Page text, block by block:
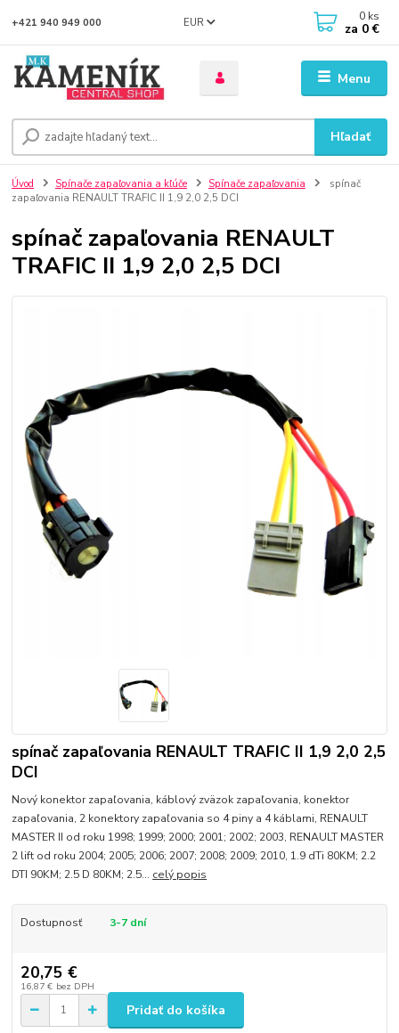
Menu
EUR
Hľadať
+421 940 949 000 0 ks
za 0 €
Úvod Spínače zapaľovania a kľúče Spínače zapaľovania
spínač
zapaľovania RENAULT TRAFIC II 1,9 2,0 2,5 DCI
spínač zapaľovania RENAULT
TRAFIC II 1,9 2,0 2,5 DCI
spínač zapaľovania RENAULT TRAFIC II 1,9 2,0 2,5
DCI
Nový konektor zapaľovania, káblový zväzok zapaľovania, konektor
zapaľovania, 2 konektory zapaľovania so 4 piny a 4 káblami, RENAULT
MASTER II od roku 1998; 1999; 2000; 2001; 2002; 2003, RENAULT MASTER
2 lift od roku 2004; 2005; 2006; 2007; 2008; 2009; 2010, 1.9 dTi 80KM; 2.2
DTI 90KM; 2.5 D 80KM; 2.5... celý popis
Dostupnosť 3-7 dní
20,75 €
16,87 € bez DPH
Pridať do košíka